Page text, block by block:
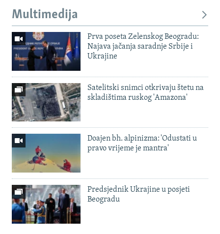
Multimedija
Prva poseta Zelenskog Beogradu:
Najava jačanja saradnje Srbije i
Ukrajine
Satelitski snimci otkrivaju štetu na
skladištima ruskog 'Amazona'
Doajen bh. alpinizma: 'Odustati u
pravo vrijeme je mantra'
Predsjednik Ukrajine u posjeti
Beogradu